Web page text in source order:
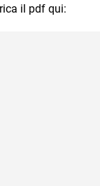
il pdf qui: